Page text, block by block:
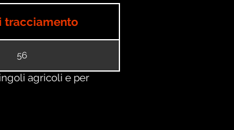
tracciamento
56
agricoli e per